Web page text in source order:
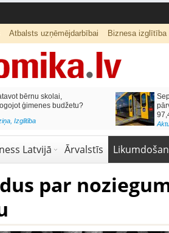
Atbalsts uzņēmējdarbībai Biznesa izglītība
bērnu skolai,
ģimenes budžetu?
97,4 %
Aktuālā
Latvijā Ārvalstīs
par